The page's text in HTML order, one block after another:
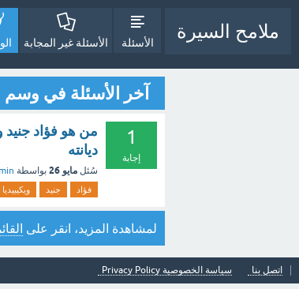
ملامح السيرة
الأسئلة الأسئلة غير المجابة
آخر الأسئلة في وسم
1
إجابة
من هو فؤاد جنيد
ديانته
سُئل مايو 26 بواسطة
فؤاد جنيد ويكيبيديا
لمشاهدة المزيد، انقر على
اتصل بنا سياسة الخصوصية Privacy Policy